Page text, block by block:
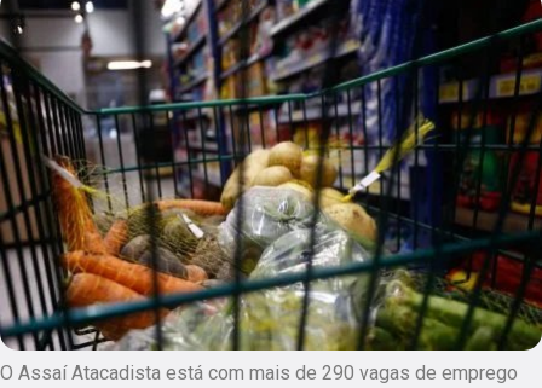
O Assaí Atacadista está com mais de 290 vagas de emprego